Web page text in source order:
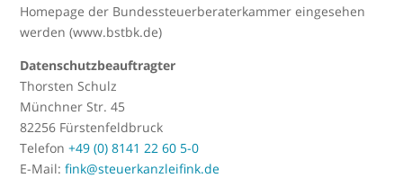
Homepage der Bundessteuerberaterkammer eingesehen
werden (www.bstbk.de)
Datenschutzbeauftragter
Thorsten Schulz
Münchner Str. 45
82256 Fürstenfeldbruck
Telefon+49 (0) 8141 22 60 5-0
E-Mail:fink@steuerkanzleifink.de